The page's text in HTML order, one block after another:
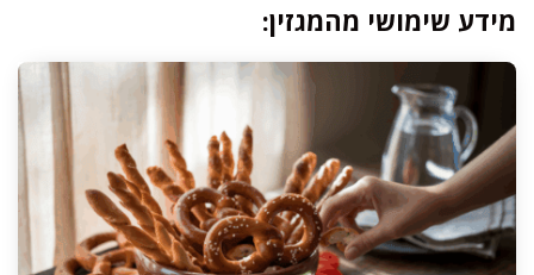
מידע שימושי מהמגזין: